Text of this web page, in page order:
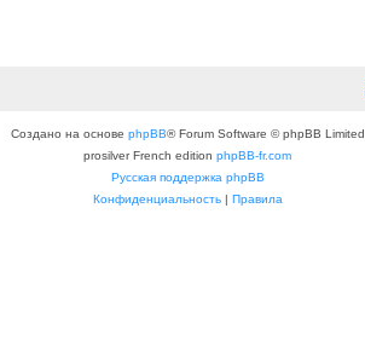
Создано на основе phpBB® Forum Software © phpBB Limited
prosilver French edition phpBB-fr.com
Русская поддержка phpBB
Конфиденциальность| Правила